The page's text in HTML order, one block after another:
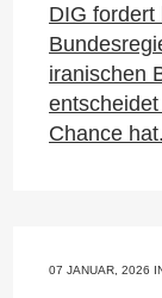
DIG fordert
iranischen
Chance hat.
07 JANUAR, 2026